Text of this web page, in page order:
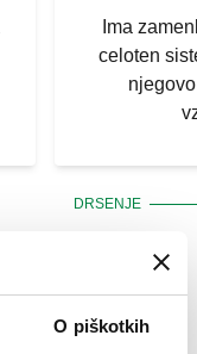
O piškotkih
Ima
celoten
DRSENJE